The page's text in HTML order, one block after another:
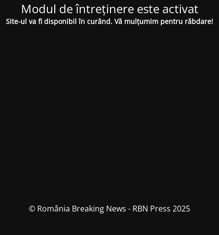
Modul de întreținere este activat
Site-ul va fi disponibil în curând. Vă mulțumim pentru răbdare!
© România Breaking News - RBN Press 2025